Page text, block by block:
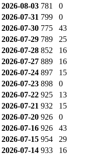
2026-08-03 781 0
2026-07-31 799 0
2026-07-30 775 43
2026-07-29 789 25
2026-07-28 852 16
2026-07-27 889 16
2026-07-24 897 15
2026-07-23 898 0
2026-07-22 925 13
2026-07-21 932 15
2026-07-20 926 0
2026-07-16 926 43
2026-07-15 954 29
2026-07-14 933 16